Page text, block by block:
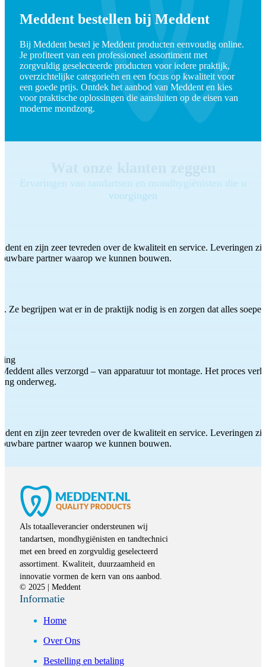
Meddent bestellen bij Meddent
Bij Meddent bestel je Meddent producten eenvoudig online.
Je profiteert van een professioneel assortiment met
zorgvuldig geselecteerde producten voor iedere praktijk,
overzichtelijke categorieën en een focus op kwaliteit voor
een goede prijs. Ontdek het aanbod van Meddent en kies
voor praktische oplossingen die aansluiten op de eisen van
moderne mondzorg.
Ervaringen van tandartsen en mondhygiënisten die u
voorgingen
en zijn zeer tevreden over de kwaliteit en service. Leveringen
partner waarop we kunnen bouwen.
Ze begrijpen wat er in de praktijk nodig is en zorgen dat alles
alles verzorgd – van apparatuur tot montage. Het proces
onderweg.
en zijn zeer tevreden over de kwaliteit en service. Leveringen
partner waarop we kunnen bouwen.
Als totaalleverancier ondersteunen wij
tandartsen, mondhygiënisten en tandtechnici
met een breed en zorgvuldig geselecteerd
assortiment. Kwaliteit, duurzaamheid en
innovatie vormen de kern van ons aanbod.
© 2025 | Meddent
Informatie
Home
Over Ons
Bestelling en betaling